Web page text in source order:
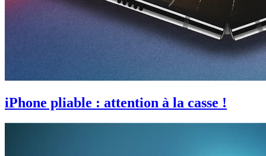
iPhone pliable : attention à la casse !